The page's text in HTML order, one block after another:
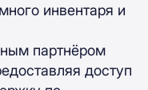
инвентаря и
партнёром
доступ